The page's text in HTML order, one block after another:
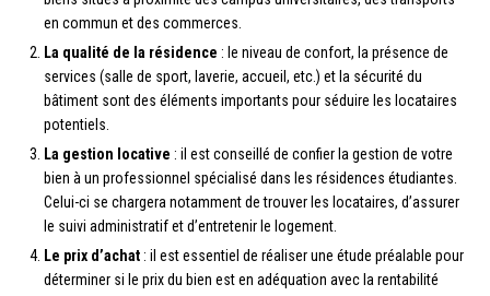
en commun et des commerces.
La qualité de la résidence : le niveau de confort, la présence de
services (salle de sport, laverie, accueil, etc.) et la sécurité du
bâtiment sont des éléments importants pour séduire les locataires
potentiels.
La gestion locative : il est conseillé de confier la gestion de votre
bien à un professionnel spécialisé dans les résidences étudiantes.
Celui-ci se chargera notamment de trouver les locataires, d’assurer
le suivi administratif et d’entretenir le logement.
Le prix d’achat : il est essentiel de réaliser une étude préalable pour
déterminer si le prix du bien est en adéquation avec la rentabilité